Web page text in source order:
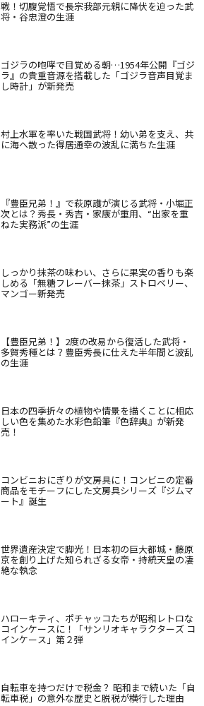
戦！切腹覚悟で長宗我部元親に降伏を迫った武
将・谷忠澄の生涯
ゴジラの咆哮で目覚める朝…1954年公開『ゴジ
ラ』の貴重音源を搭載した「ゴジラ音声目覚ま
し時計」が新発売
村上水軍を率いた戦国武将！幼い弟を支え、共
に海へ散った得居通幸の波乱に満ちた生涯
『豊臣兄弟！』で萩原護が演じる武将・小堀正
次とは？秀長・秀吉・家康が重用、“出家を重
ねた実務派”の生涯
しっかり抹茶の味わい、さらに果実の香りも楽
しめる「無糖フレーバー抹茶」ストロベリー、
マンゴー新発売
【豊臣兄弟！】2度の改易から復活した武将・
多賀秀種とは？豊臣秀長に仕えた半年間と波乱
の生涯
日本の四季折々の植物や情景を描くことに相応
しい色を集めた水彩色鉛筆『色辞典』が新発
売！
コンビニおにぎりが文房具に！コンビニの定番
商品をモチーフにした文房具シリーズ『ジムマ
ート』誕生
世界遺産決定で脚光！日本初の巨大都城・藤原
京を創り上げた知られざる女帝・持統天皇の凄
絶な執念
ハローキティ、ポチャッコたちが昭和レトロな
コインケースに！「サンリオキャラクターズ コ
インケース」第２弾
自転車を持つだけで税金？ 昭和まで続いた「自
転車税」の意外な歴史と脱税が横行した理由